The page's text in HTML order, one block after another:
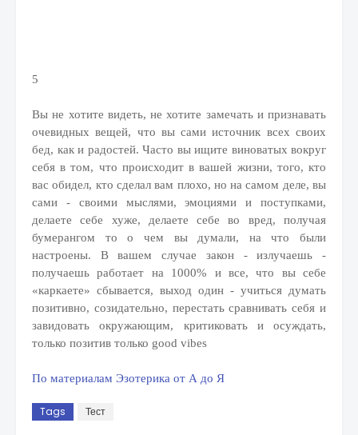
5
Вы не хотите видеть, не хотите замечать и признавать
очевидных вещей, что вы сами источник всех своих
бед, как и радостей. Часто вы ищите виноватых вокруг
себя в том, что происходит в вашей жизни, того, кто
вас обидел, кто сделал вам плохо, но на самом деле, вы
сами - своими мыслями, эмоциями и поступками,
делаете себе хуже, делаете себе во вред, получая
бумерангом то о чем вы думали, на что были
настроены. В вашем случае закон - излучаешь -
получаешь работает на 1000% и все, что вы себе
«каркаете» сбывается, выход один - учиться думать
позитивно, созидательно, перестать сравнивать себя и
завидовать окружающим, критиковать и осуждать,
только позитив только good vibes
По материалам Эзотерика от А до Я
Tags Тест